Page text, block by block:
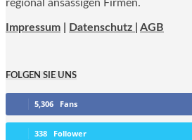
regional ansässigen Firmen.
Impressum Datenschutz | AGB
FOLGEN SIE UNS
5,306 Fans
338 Follower